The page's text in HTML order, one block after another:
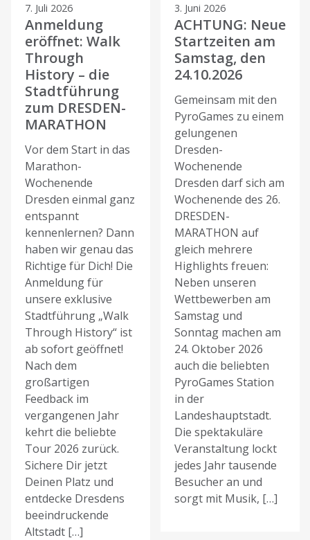
7. Juli 2026
Anmeldung
eröffnet: Walk
Through
History – die
Stadtführung
zum DRESDEN-
MARATHON
Vor dem Start in das
Marathon-
Wochenende
Dresden einmal ganz
entspannt
kennenlernen? Dann
haben wir genau das
Richtige für Dich! Die
Anmeldung für
unsere exklusive
Stadtführung „Walk
Through History“ ist
ab sofort geöffnet!
Nach dem
großartigen
Feedback im
vergangenen Jahr
kehrt die beliebte
Tour 2026 zurück.
Sichere Dir jetzt
Deinen Platz und
entdecke Dresdens
beeindruckende
Altstadt […]
3. Juni 2026
ACHTUNG: Neue
Startzeiten am
Samstag, den
24.10.2026
Gemeinsam mit den
PyroGames zu einem
gelungenen
Dresden-
Wochenende
Dresden darf sich am
Wochenende des 26.
DRESDEN-
MARATHON auf
gleich mehrere
Highlights freuen:
Neben unseren
Wettbewerben am
Samstag und
Sonntag machen am
24. Oktober 2026
auch die beliebten
PyroGames Station
in der
Landeshauptstadt.
Die spektakuläre
Veranstaltung lockt
jedes Jahr tausende
Besucher an und
sorgt mit Musik, […]